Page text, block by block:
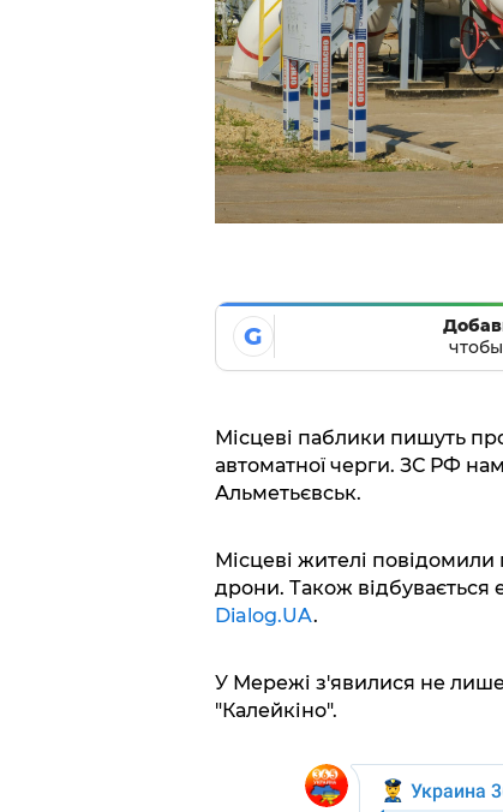
G
Місцеві паблики пишуть
автоматної черги. ЗС РФ
Альметьєвськ.
Місцеві жителі
дрони. Також відбувається
Dialog.UA.
У Мережі з'явилися не
"Калейкіно".